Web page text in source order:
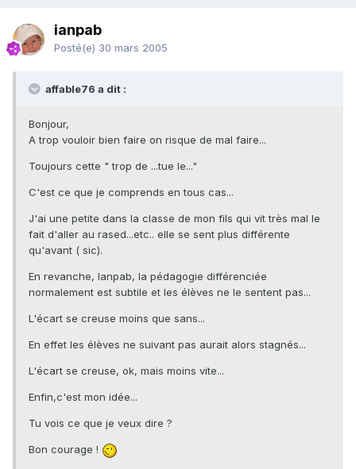
ianpab
Posté(e) 30 mars 2005
affable76 a dit :
Bonjour,
A trop vouloir bien faire on risque de mal faire...
Toujours cette " trop de ...tue le..."
C'est ce que je comprends en tous cas...
J'ai une petite dans la classe de mon fils qui vit très mal le
fait d'aller au rased...etc.. elle se sent plus différente
qu'avant ( sic).
En revanche, Ianpab, la pédagogie différenciée
normalement est subtile et les élèves ne le sentent pas...
L'écart se creuse moins que sans...
En effet les élèves ne suivant pas aurait alors stagnés...
L'écart se creuse, ok, mais moins vite...
Enfin,c'est mon idée...
Tu vois ce que je veux dire ?
Bon courage !